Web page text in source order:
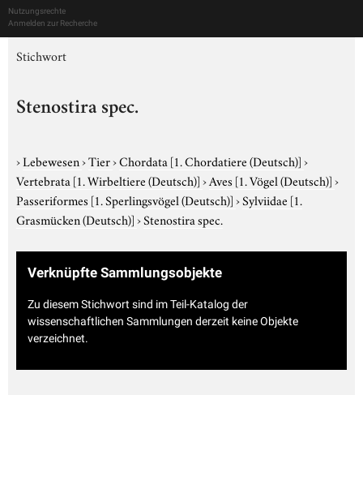
Nutzungsrechte
Anmelden zur Recherche
Stichwort
Stenostira spec.
›Lebewesen›Tier›Chordata [1. Chordatiere (Deutsch)]›
Vertebrata [1. Wirbeltiere (Deutsch)]›Aves [1. Vögel (Deutsch)]›
Passeriformes [1. Sperlingsvögel (Deutsch)]›Sylviidae [1.
Grasmücken (Deutsch)]›Stenostira spec.
Verknüpfte Sammlungsobjekte
Zu diesem Stichwort sind im Teil-Katalog der
wissenschaftlichen Sammlungen derzeit keine Objekte
verzeichnet.